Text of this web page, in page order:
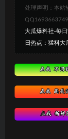
处理声明：本站
QQ1693663749
大瓜爆料社-每
日热点：猛料大